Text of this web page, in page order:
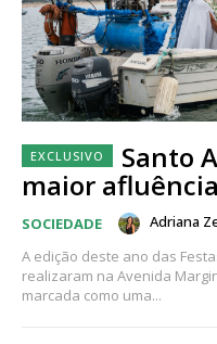
Santo
maior
SOCIEDADE Adriana
A edição deste ano das
realizaram na Avenida
marcada como uma...